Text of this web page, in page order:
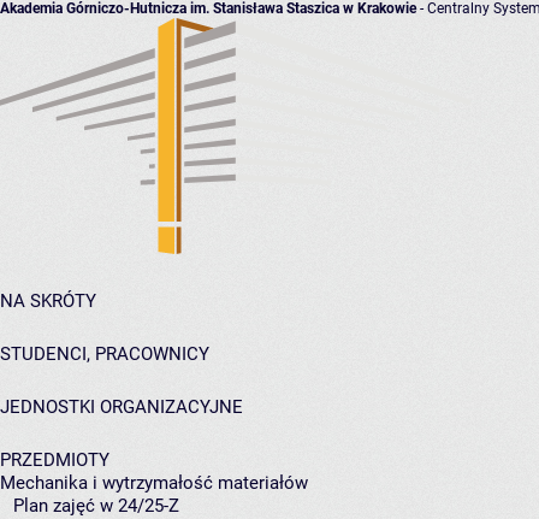
Akademia Górniczo-Hutnicza im. Stanisława Staszica w Krakowie- Centralny
NA SKRÓTY
STUDENCI, PRACOWNICY
JEDNOSTKI ORGANIZACYJNE
PRZEDMIOTY
Mechanika i wytrzymałość materiałów
Plan zajęć w 24/25-Z